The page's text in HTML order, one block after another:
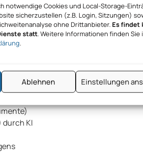
notwendige Cookies und Local-Storage-
sicherzustellen (z.B. Login, Sitzungen)
ohne Drittanbieter. Es findet
statt. Weitere Informationen finden Sie
.
Ablehnen Einstellungen
und Expertenwissen
durch KI